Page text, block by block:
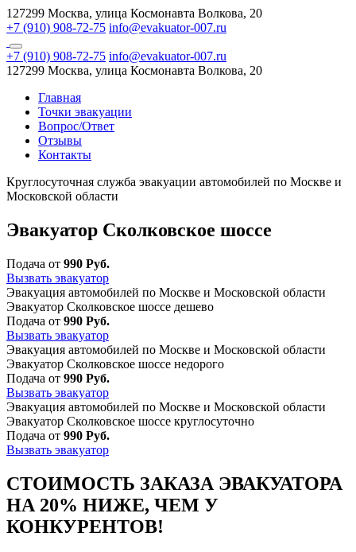
127299 Москва, улица Космонавта Волкова, 20
+7 (910) 908-72-75 info@evakuator-007.ru
+7 (910) 908-72-75 info@evakuator-007.ru
127299 Москва, улица Космонавта Волкова, 20
Главная
Точки эвакуации
Вопрос/Ответ
Отзывы
Контакты
Круглосуточная служба эвакуации автомобилей по Москве и
Московской области
Эвакуатор Сколковское шоссе
Подача от 990 Руб.
Вызвать эвакуатор
Эвакуация автомобилей по Москве и Московской области
Эвакуатор Сколковское шоссе дешево
Подача от 990 Руб.
Вызвать эвакуатор
Эвакуация автомобилей по Москве и Московской области
Эвакуатор Сколковское шоссе недорого
Подача от 990 Руб.
Вызвать эвакуатор
Эвакуация автомобилей по Москве и Московской области
Эвакуатор Сколковское шоссе круглосуточно
Подача от 990 Руб.
Вызвать эвакуатор
СТОИМОСТЬ ЗАКАЗА ЭВАКУАТОРА
НА 20% НИЖЕ, ЧЕМ У
КОНКУРЕНТОВ!